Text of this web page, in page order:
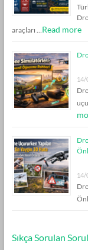
araçları …Read more
14/
14/
Sıkça Sorulan